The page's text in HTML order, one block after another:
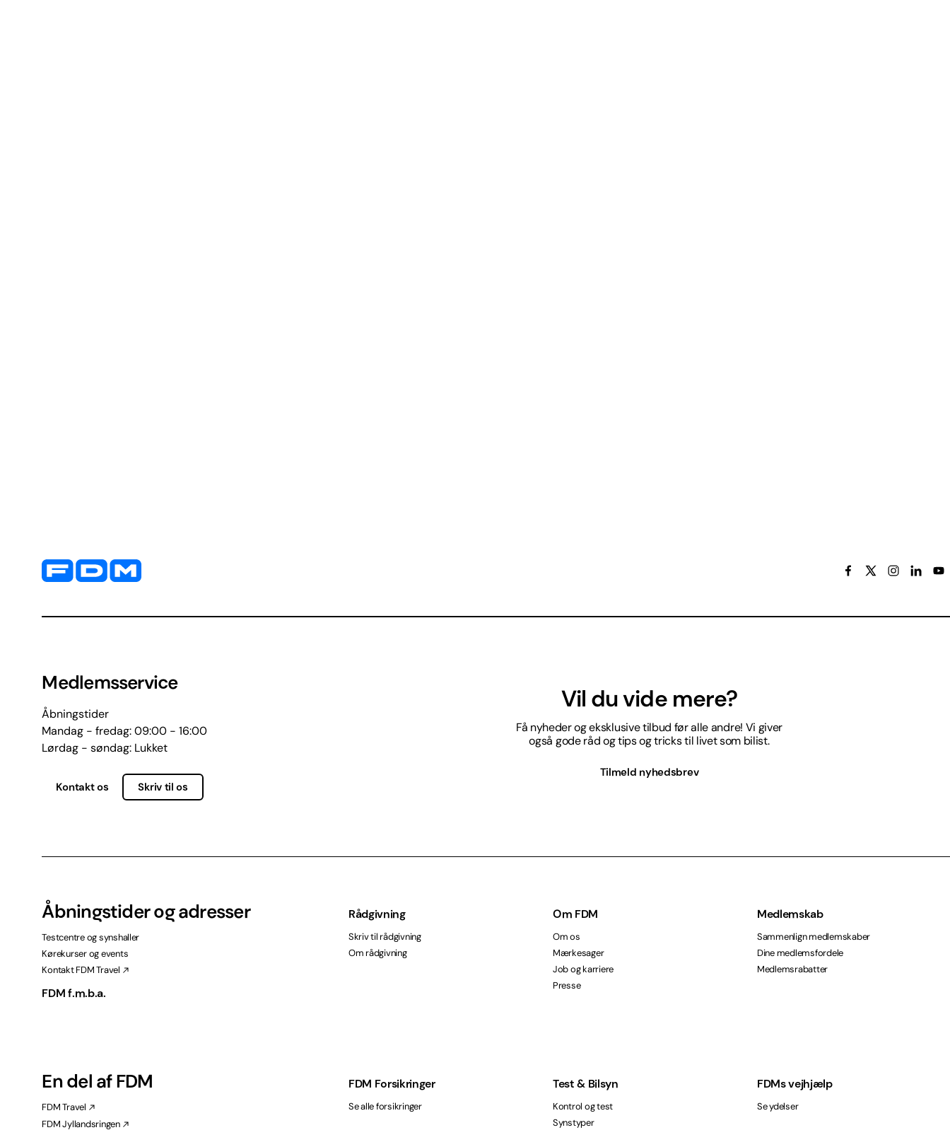
Yderligere information og kontaktoplysninger
Medlemsservice
Åbningstider
Mandag - fredag: 09:00 - 16:00
Lørdag - søndag: Lukket
Kontakt os Skriv til os
Vil du vide mere?
Få nyheder og eksklusive tilbud før alle andre! Vi giver
også gode råd og tips og tricks til livet som bilist.
Tilmeld nyhedsbrev
Åbningstider og adresser
Testcentre og synshaller
Kørekurser og events
Kontakt FDM Travel
FDM f.m.b.a.
En del af FDM
FDM Travel
FDM Jyllandsringen
Rådgivning
Skriv til rådgivning
Om rådgivning
Om FDM
Om os
Mærkesager
Job og karriere
Presse
Medlemskab
Sammenlign medlemskaber
Dine medlemsfordele
Medlemsrabatter
FDM Forsikringer
Se alle forsikringer
Test & Bilsyn
Kontrol og test
Synstyper
FDMs vejhjælp
Se ydelser